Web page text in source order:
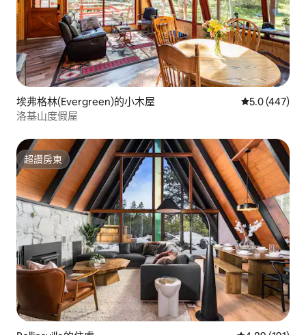
埃弗格林(Evergreen)的小木屋 從 447 則評
5.0 (447)
洛基山度假屋
超讚房東
超讚房東